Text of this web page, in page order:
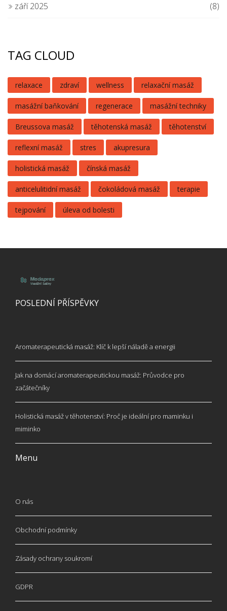
září 2025 (8)
TAG CLOUD
relaxace zdraví wellness relaxační masáž
masážní baňkování regenerace masážní techniky
Breussova masáž těhotenská masáž těhotenství
reflexní masáž stres akupresura
holistická masáž čínská masáž
anticelulitidní masáž čokoládová masáž terapie
tejpování úleva od bolesti
POSLEDNÍ PŘÍSPĚVKY
Aromaterapeutická masáž: Klíč k lepší náladě a energii
Jak na domácí aromaterapeutickou masáž: Průvodce pro
začátečníky
Holistická masáž v těhotenství: Proč je ideální pro maminku i
miminko
Menu
O nás
Obchodní podmínky
Zásady ochrany soukromí
GDPR